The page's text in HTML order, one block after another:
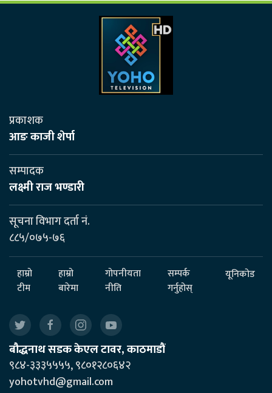
प्रकाशक
आङ काजी शेर्पा
सम्पादक
लक्ष्मी राज भण्डारी
सूचना विभाग दर्ता नं.
८८५/०७५-७६
हाम्रो
टीम
हाम्रो
बारेमा
गोपनीयता
नीति
सम्पर्क
गर्नुहोस्
यूनिकोड
बौद्धनाथ सडक केएल टावर, काठमाडौं
९८४-३३३५५५५, ९८०१२८०६४२
yohotvhd@gmail.com